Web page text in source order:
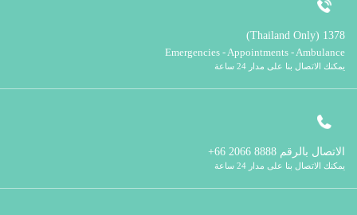
1378 (Thailand Only)
Emergencies - Appointments - Ambulance
يمكنك الاتصال بنا على مدار 24 ساعة
الاتصال بالرقم
يمكنك الاتصال بنا على مدار 24 ساعة